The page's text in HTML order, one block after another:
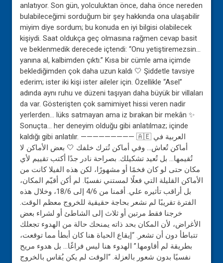
anlatıyor. Son gün, yolculuktan önce, daha önce nereden
bulabileceğimi sorduğum bir şey hakkında ona ulaşabilir
miyim diye sordum; bu konuda en iyi bilgisi olabilecek
kişiydi. Saat oldukça geç olmasına rağmen cevap basit
ve beklenmedik derecede içtendi: “Onu yetiştiremezsin…
yanına al, kalbimden çıktı.” Kısa bir cümle ama içimde
beklediğimden çok daha uzun kaldı 🤍 Şiddetle tavsiye
ederim; ister iki kişi ister aileler için. Özellikle “Asel”
adında aynı ruhu ve düzeni taşıyan daha büyük bir villaları
da var. Gösterişten çok samimiyet hissi veren nadir
yerlerden… lüks satmayan ama iz bırakan bir mekân ✨
Sonuçta… her deneyim olduğu gibi anlatılmaz; içinde
kaldığı gibi anlatılır. ————————— 🇦🇪 العربية في
أماكن تُعاش… وفي أماكن تُترك خلفك 🤍 بعض الأماكن لا
تُقيمها… بل تُعيد تشكيلك. بصراحة نادر جدًا أكتب تقييم لأي
مكان حتى لو كان فخمًا أو مشهورًا، لكن هذه الفيلا كانت من
الأماكن القليلة التي فعلًا لمستني نفسيًا. لم أكن أقيّم المكان،
بل أراقب تأثيره علي. أقمنا من 4/6 إلى 18/6، وخلال هذه
الفترة تقريبًا لم نشعر بحاجة حقيقية للخروج معظم الوقت.
خرجنا فقط مرتين أو ثلاث إلى الشاطئ أو لشراء بعض
الأغراض، لأن المكان بحد ذاته يمنحك حالة من الهدوء تجعلك
تتباطأ دون أن تشعر. “إيقاع الحياة هنا كان أبطأ مما توقعت،
بطريقة لم أقاومها.” الهدوء هنا ليس فراغًا… بل هدوء مريح
نفسيًا بدون شعور بالعزلة. “الوقت لم يكن يُقاس بالخروج